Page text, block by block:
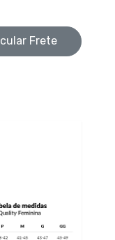
Frete